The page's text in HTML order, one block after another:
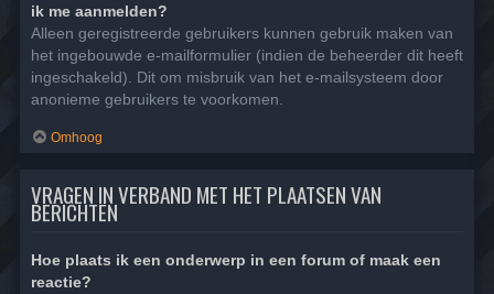
ik me aanmelden?
Alleen geregistreerde gebruikers kunnen gebruik maken van
het ingebouwde e-mailformulier (indien de beheerder dit heeft
ingeschakeld). Dit om misbruik van het e-mailsysteem door
anonieme gebruikers te voorkomen.
Omhoog
VRAGEN IN VERBAND MET HET PLAATSEN VAN
BERICHTEN
Hoe plaats ik een onderwerp in een forum of maak een
reactie?